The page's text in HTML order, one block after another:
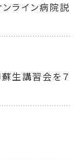
ンライン病院説
生講習会を７